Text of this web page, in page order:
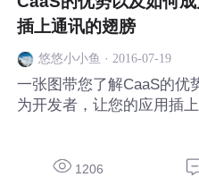
青年的盛会，让小编对沙
待。现在，马上跟着小编，
干货吧！ 首先，CaaS华南
卯为我们带来了华为CaaS
场景及轻开发接入介绍的
插上通讯的翅膀
悠悠小小鱼 · 2016-07-19
一张图带您了解CaaS的优
为开发者，让您的应用插
1206